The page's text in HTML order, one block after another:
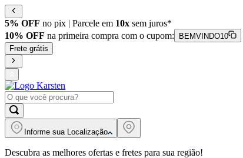
5% OFF no pix | Parcele em 10x sem juros*
10% OFF na primeira compra com o cupom:
BEMVINDO10
Frete grátis
Informe sua Localização
Descubra as melhores ofertas e fretes para sua região!